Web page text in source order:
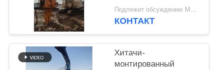
шпунтовых свай
длиной 6-8 метров с
Подлежит обсуждению MOQ:1 набор
КОНТАКТ
Хитачи-
монтированный